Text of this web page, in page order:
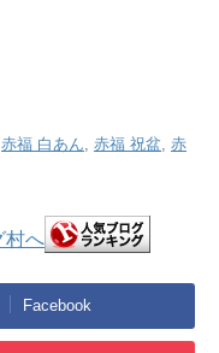
赤福 白あん 赤福 祝盆 赤
Facebook